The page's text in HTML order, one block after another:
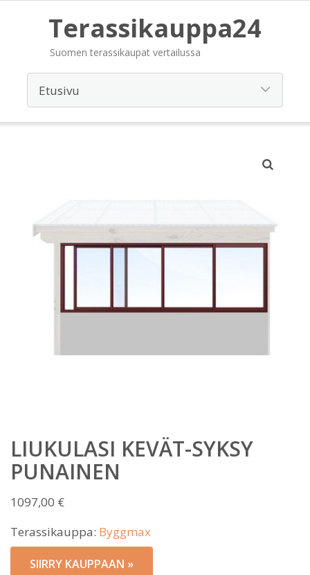
Terassikauppa24
Suomen terassikaupat vertailussa
LIUKULASI KEVÄT-SYKSY
PUNAINEN
1097,00 €
Terassikauppa: Byggmax
SIIRRY KAUPPAAN »